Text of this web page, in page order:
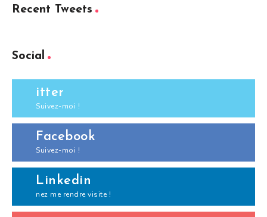
Recent Tweets
Social
itter
Suivez-moi !
Facebook
Suivez-moi !
Linkedin
nez me rendre visite !